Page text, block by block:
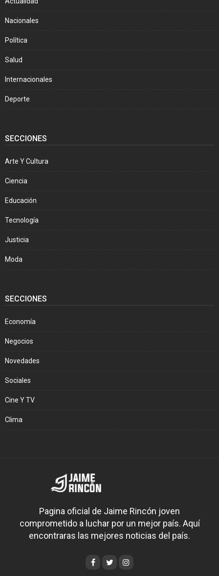
Nacionales
Política
Salud
Internacionales
Deporte
SECCIONES
Arte Y Cultura
Ciencia
Educación
Tecnología
Justicia
Moda
SECCIONES
Economía
Negocios
Novedades
Sociales
Cine Y TV
Clima
Pagina oficial de Jaime Rincón joven
comprometido a luchar por un mejor país. Aquí
encontraras las mejores noticias del país.